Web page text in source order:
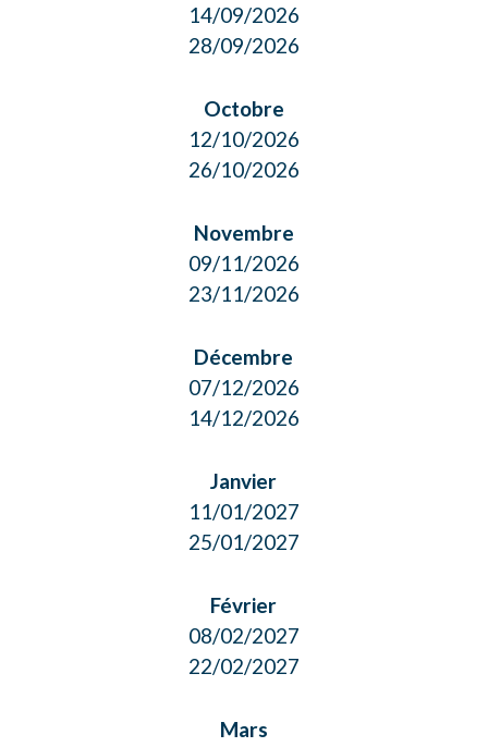
14/09/2026
28/09/2026
Octobre
12/10/2026
26/10/2026
Novembre
09/11/2026
23/11/2026
Décembre
07/12/2026
14/12/2026
Janvier
11/01/2027
25/01/2027
Février
08/02/2027
22/02/2027
Mars